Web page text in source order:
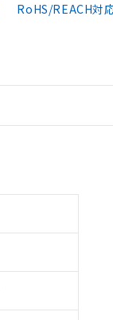
RoHS/REACH対